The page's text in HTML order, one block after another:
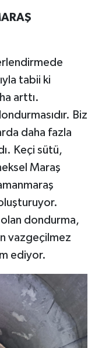
tabii ki
arttı.
Biz
daha fazla
Keçi sütü,
Maraş
dondurma,
vazgeçilmez
ediyor.